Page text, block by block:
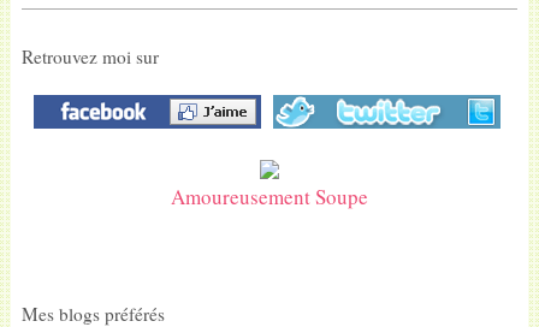
Retrouvez moi sur
Amoureusement Soupe
Mes blogs préférés